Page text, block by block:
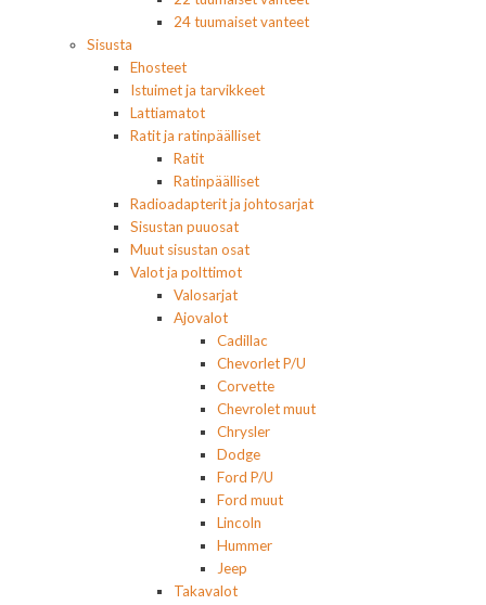
24 tuumaiset vanteet
Sisusta
Ehosteet
Istuimet ja tarvikkeet
Lattiamatot
Ratit ja ratinpäälliset
Ratit
Ratinpäälliset
Radioadapterit ja johtosarjat
Sisustan puuosat
Muut sisustan osat
Valot ja polttimot
Valosarjat
Ajovalot
Cadillac
Chevorlet P/U
Corvette
Chevrolet muut
Chrysler
Dodge
Ford P/U
Ford muut
Lincoln
Hummer
Jeep
Takavalot